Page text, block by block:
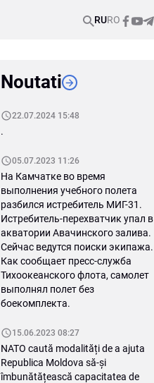
RURO
Noutati
22.07.2024 15:48
.
05.07.2023 11:26
На Камчатке во время
выполнения учебного полета
разбился истребитель МИГ-31.
Истребитель-перехватчик упал в
акватории Авачинского залива.
Сейчас ведутся поиски экипажа.
Как сообщает пресс-служба
Тихоокеанского флота, самолет
выполнял полет без
боекомплекта.
15.06.2023 08:27
NATO caută modalități de a ajuta
Republica Moldova să-și
îmbunătățească capacitatea de